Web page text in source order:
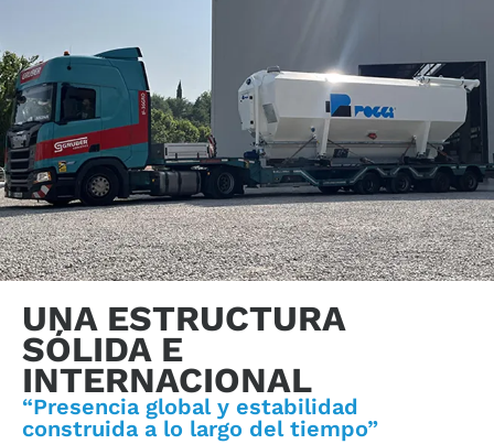
UNA ESTRUCTURA
SÓLIDA E
INTERNACIONAL
“Presencia global y estabilidad
construida a lo largo del tiempo”